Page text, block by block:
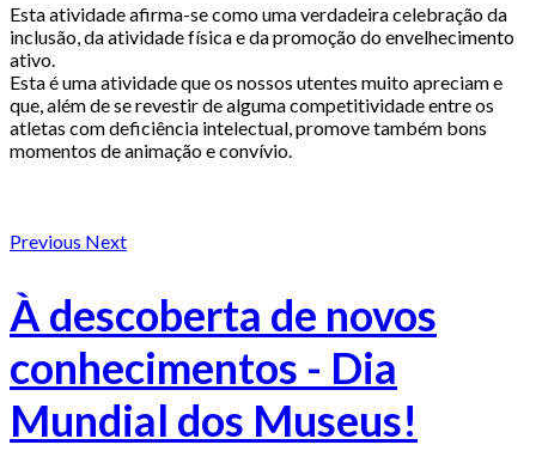
Esta atividade afirma-se como uma verdadeira celebração da
inclusão, da atividade física e da promoção do envelhecimento
ativo.
Esta é uma atividade que os nossos utentes muito apreciam e
que, além de se revestir de alguma competitividade entre os
atletas com deficiência intelectual, promove também bons
momentos de animação e convívio.
Previous Next
À descoberta de novos
conhecimentos - Dia
Mundial dos Museus!